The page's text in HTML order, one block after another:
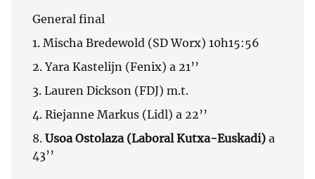
General final
1. Mischa Bredewold (SD Worx) 10h15:56
2. Yara Kastelijn (Fenix) a 21’’
3. Lauren Dickson (FDJ) m.t.
4. Riejanne Markus (Lidl) a 22’’
8. Usoa Ostolaza (Laboral Kutxa-Euskadi) a
43’’